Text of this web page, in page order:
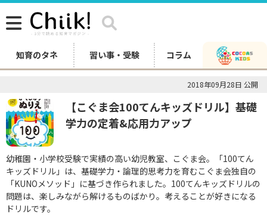
知育のタネ 習い事・受験 コラム
2018年09月28日 公開
【こぐま会100てんキッズドリル】基礎
学力の定着&応用力アップ
幼稚園・小学校受験で実績の高い幼児教室、こぐま会。「100てん
キッズドリル」は、基礎学力・論理的思考力を育むこぐま会独自の
「KUNOメソッド」に基づき作られました。100てんキッズドリルの
問題は、楽しみながら解けるものばかり。考えることが好きになる
ドリルです。